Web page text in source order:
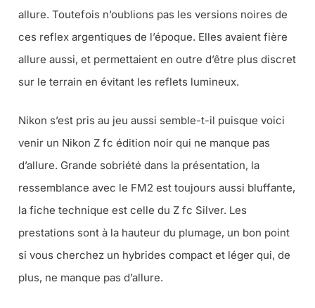
allure. Toutefois n’oublions pas les versions noires de
ces reflex argentiques de l’époque. Elles avaient fière
allure aussi, et permettaient en outre d’être plus discret
sur le terrain en évitant les reflets lumineux.
Nikon s’est pris au jeu aussi semble-t-il puisque voici
venir un Nikon Z fc édition noir qui ne manque pas
d’allure. Grande sobriété dans la présentation, la
ressemblance avec le FM2 est toujours aussi bluffante,
la fiche technique est celle du Z fc Silver. Les
prestations sont à la hauteur du plumage, un bon point
si vous cherchez un hybrides compact et léger qui, de
plus, ne manque pas d’allure.